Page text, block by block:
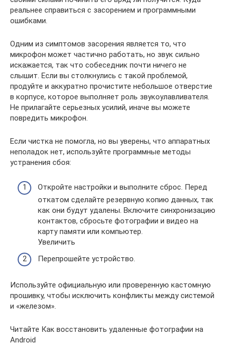
реальнее справиться с засорением и программными
ошибками.
Одним из симптомов засорения является то, что
микрофон может частично работать, но звук сильно
искажается, так что собеседник почти ничего не
слышит. Если вы столкнулись с такой проблемой,
продуйте и аккуратно прочистите небольшое отверстие
в корпусе, которое выполняет роль звукоулавливателя.
Не прилагайте серьезных усилий, иначе вы можете
повредить микрофон.
Если чистка не помогла, но вы уверены, что аппаратных
неполадок нет, используйте программные методы
устранения сбоя:
Откройте настройки и выполните сброс. Перед
откатом сделайте резервную копию данных, так
как они будут удалены. Включите синхронизацию
контактов, сбросьте фотографии и видео на
карту памяти или компьютер.
Увеличить
Перепрошейте устройство.
Используйте официальную или проверенную кастомную
прошивку, чтобы исключить конфликты между системой
и «железом».
Читайте Как восстановить удаленные фотографии на
Android